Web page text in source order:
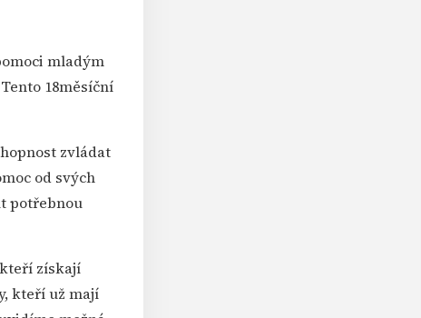
mladým
18měsíční
zvládat
od svých
potřebnou
získají
kteří už mají